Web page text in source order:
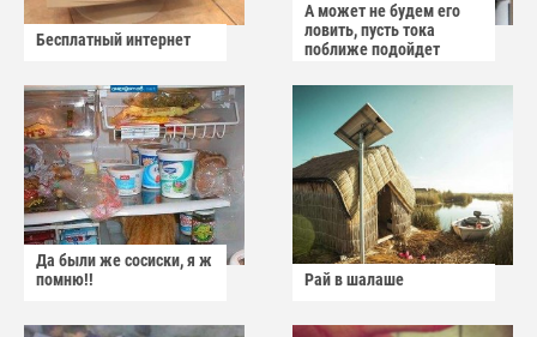
Бесплатный интернет
А может не будем его
ловить, пусть тока
поближе подойдет
Да были же сосиски, я ж
помню!!
Рай в шалаше